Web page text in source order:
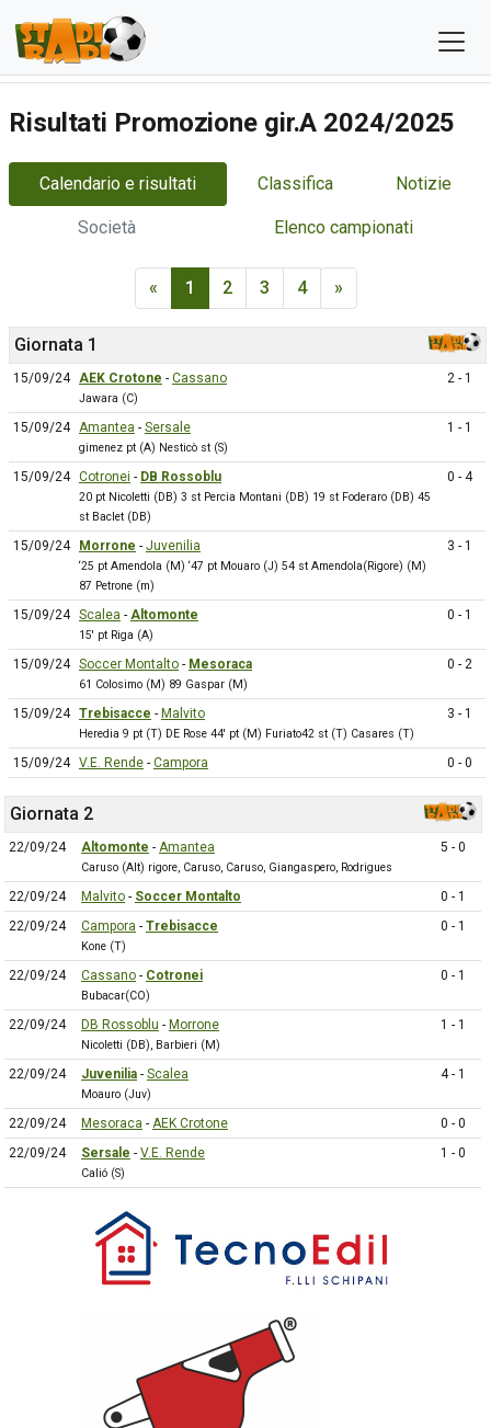
Risultati Promozione gir.A 2024/2025
Calendario e risultati Classifica Notizie
Società Elenco campionati
« 1 2 3 4 »
Giornata 1
15/09/24 AEK Crotone - Cassano
Jawara (C)
2 - 1
15/09/24 Amantea - Sersale
gimenez pt (A) Nesticò st (S)
1 - 1
15/09/24 Cotronei - DB Rossoblu
20 pt Nicoletti (DB) 3 st Percia Montani (DB) 19 st Foderaro (DB) 45
st Baclet (DB)
0 - 4
15/09/24 Morrone - Juvenilia
‘25 pt Amendola (M) ‘47 pt Mouaro (J) 54 st Amendola(Rigore) (M)
87 Petrone (m)
3 - 1
15/09/24 Scalea - Altomonte
15' pt Riga (A)
0 - 1
15/09/24 Soccer Montalto - Mesoraca
61 Colosimo (M) 89 Gaspar (M)
0 - 2
15/09/24 Trebisacce - Malvito
Heredia 9 pt (T) DE Rose 44' pt (M) Furiato42 st (T) Casares (T)
3 - 1
15/09/24 V.E. Rende - Campora 0 - 0
Giornata 2
22/09/24 Altomonte - Amantea
Caruso (Alt) rigore, Caruso, Caruso, Giangaspero, Rodrigues
5 - 0
22/09/24 Malvito - Soccer Montalto
0 - 1
22/09/24
Campora - Trebisacce
Kone (T)
0 - 1
22/09/24 Cassano - Cotronei
Bubacar(CO)
0 - 1
22/09/24 DB Rossoblu - Morrone
Nicoletti (DB), Barbieri (M)
1 - 1
22/09/24 Juvenilia - Scalea
Moauro (Juv)
4 - 1
22/09/24 Mesoraca - AEK Crotone
0 - 0
22/09/24
Sersale - V.E. Rende
Calió (S)
1 - 0